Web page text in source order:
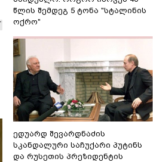
წლის შემდეგ 5 ტონა "სტალინის
ოქრო"
ედუარდ შევარდნაძის
სკანდალური საჩუქარი პუტინს
და რუსეთის პრეზიდენტის